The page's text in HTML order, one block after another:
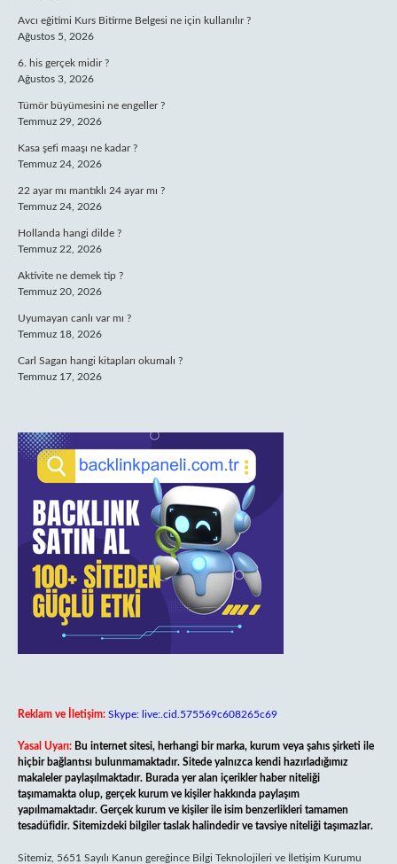
Avcı eğitimi Kurs Bitirme Belgesi ne için kullanılır ?
Ağustos 5, 2026
6. his gerçek midir ?
Ağustos 3, 2026
Tümör büyümesini ne engeller ?
Temmuz 29, 2026
Kasa şefi maaşı ne kadar ?
Temmuz 24, 2026
22 ayar mı mantıklı 24 ayar mı ?
Temmuz 24, 2026
Hollanda hangi dilde ?
Temmuz 22, 2026
Aktivite ne demek tip ?
Temmuz 20, 2026
Uyumayan canlı var mı ?
Temmuz 18, 2026
Carl Sagan hangi kitapları okumalı ?
Temmuz 17, 2026
Reklam ve İletişim: Skype: live:.cid.575569c608265c69
Yasal Uyarı: Bu internet sitesi, herhangi bir marka, kurum veya şahıs şirketi ile
hiçbir bağlantısı bulunmamaktadır. Sitede yalnızca kendi hazırladığımız
makaleler paylaşılmaktadır. Burada yer alan içerikler haber niteliği
taşımamakta olup, gerçek kurum ve kişiler hakkında paylaşım
yapılmamaktadır. Gerçek kurum ve kişiler ile isim benzerlikleri tamamen
tesadüfidir. Sitemizdeki bilgiler taslak halindedir ve tavsiye niteliği taşımazlar.
Sitemiz, 5651 Sayılı Kanun gereğince Bilgi Teknolojileri ve İletişim Kurumu